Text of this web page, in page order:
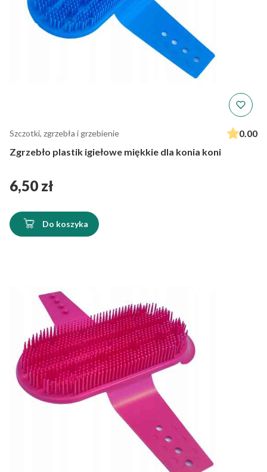
Szczotki, zgrzebła i grzebienie
0.00
Zgrzebło plastik igiełowe miękkie dla konia koni
Cena
6,50 zł
Do koszyka